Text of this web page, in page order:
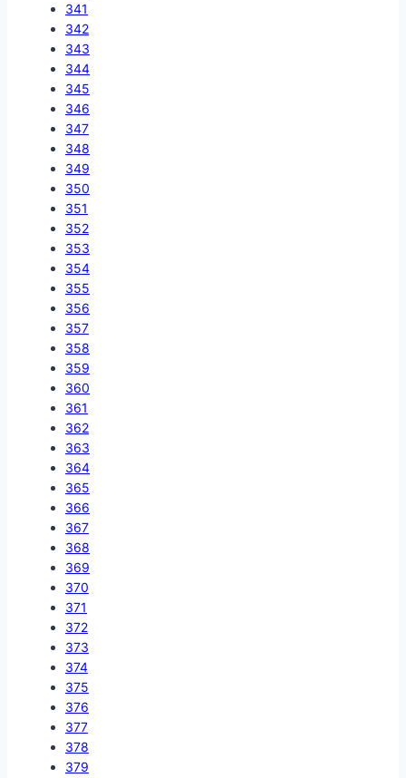
341
342
343
344
345
346
347
348
349
350
351
352
353
354
355
356
357
358
359
360
361
362
363
364
365
366
367
368
369
370
371
372
373
374
375
376
377
378
379